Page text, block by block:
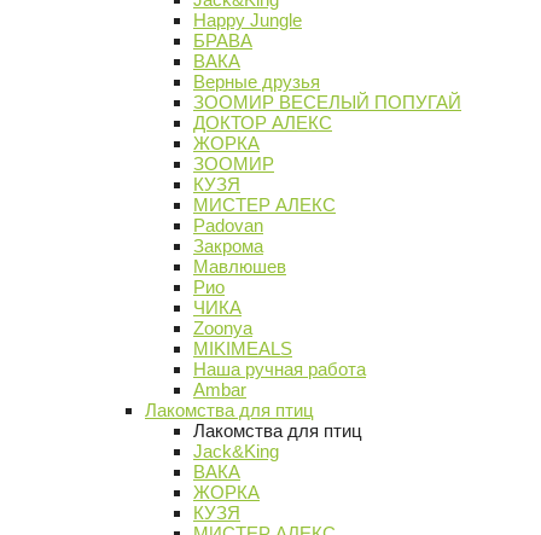
Happy Jungle
БРАВА
ВАКА
Верные друзья
ЗООМИР ВЕСЕЛЫЙ ПОПУГАЙ
ДОКТОР АЛЕКС
ЖОРКА
ЗООМИР
КУЗЯ
МИСТЕР АЛЕКС
Padovan
Закрома
Мавлюшев
Рио
ЧИКА
Zoonya
MIKIMEALS
Наша ручная работа
Ambar
Лакомства для птиц
Лакомства для птиц
Jack&King
ВАКА
ЖОРКА
КУЗЯ